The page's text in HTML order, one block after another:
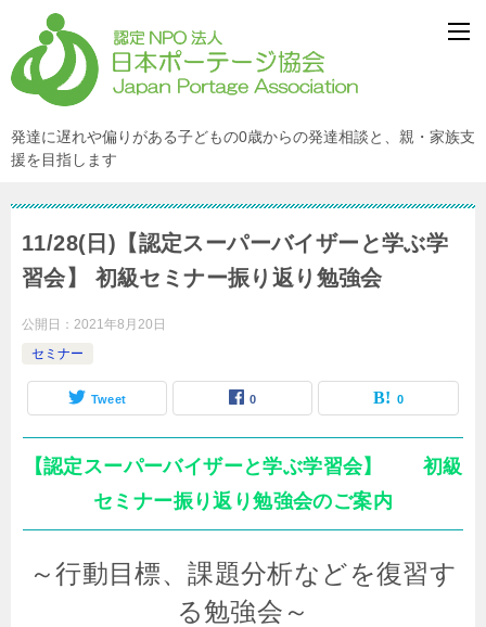
発達に遅れや偏りがある子どもの0歳からの発達相談と、親・家族支
援を目指します
11/28(日)【認定スーパーバイザーと学ぶ学
習会】 初級セミナー振り返り勉強会
公開日： 2021年8月20日
セミナー
Tweet 0 0
【認定スーパーバイザーと学ぶ学習会】 初級
セミナー振り返り勉強会のご案内
～行動目標、課題分析などを復習す
る勉強会～